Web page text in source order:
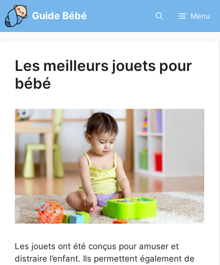
Aller
au
contenu
Guide Bébé Menu
Les meilleurs jouets pour
bébé
Les jouets ont été conçus pour amuser et
distraire l’enfant. Ils permettent également de